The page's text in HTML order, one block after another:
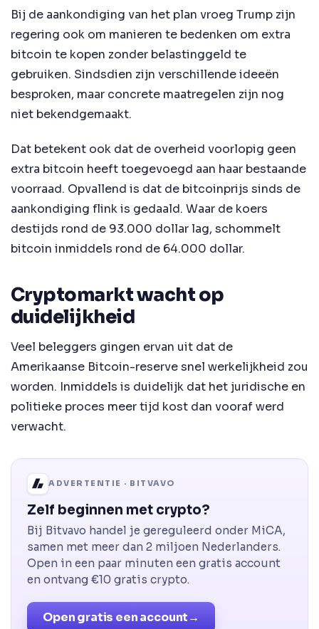
Bij de aankondiging van het plan vroeg Trump zijn
regering ook om manieren te bedenken om extra
bitcoin te kopen zonder belastinggeld te
gebruiken. Sindsdien zijn verschillende ideeën
besproken, maar concrete maatregelen zijn nog
niet bekendgemaakt.
Dat betekent ook dat de overheid voorlopig geen
extra bitcoin heeft toegevoegd aan haar bestaande
voorraad. Opvallend is dat de bitcoinprijs sinds de
aankondiging flink is gedaald. Waar de koers
destijds rond de 93.000 dollar lag, schommelt
bitcoin inmiddels rond de 64.000 dollar.
Cryptomarkt wacht op
duidelijkheid
Veel beleggers gingen ervan uit dat de
Amerikaanse Bitcoin-reserve snel werkelijkheid zou
worden. Inmiddels is duidelijk dat het juridische en
politieke proces meer tijd kost dan vooraf werd
verwacht.
ADVERTENTIE · BITVAVO
Zelf beginnen met crypto?
Bij Bitvavo handel je gereguleerd onder MiCA,
samen met meer dan 2 miljoen Nederlanders.
Open in een paar minuten een gratis account
en ontvang €10 gratis crypto.
Open gratis een account→